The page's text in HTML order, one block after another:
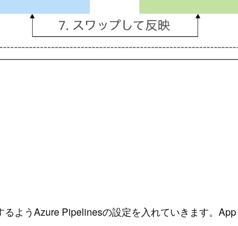
ようAzure Pipelinesの設定を入れていきます。